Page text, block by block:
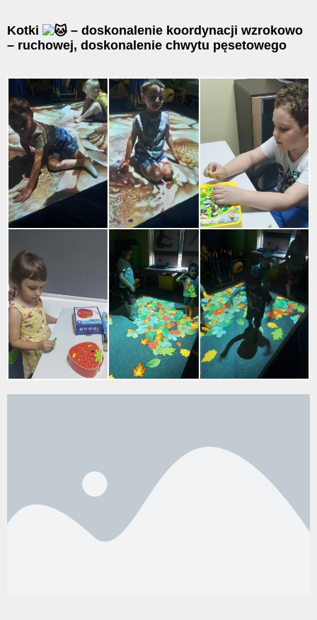
Kotki
– doskonalenie koordynacji wzrokowo
– ruchowej, doskonalenie chwytu pęsetowego